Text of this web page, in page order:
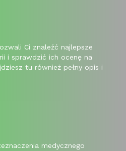
Ci znaleźć najlepsze
i sprawdzić ich ocenę na
tu również pełny opis i
medycznego